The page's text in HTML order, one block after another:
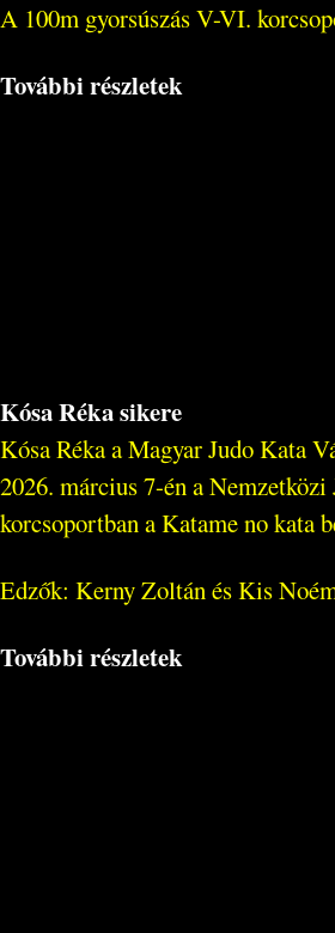
A 100m gyorsúszás V-VI.
További részletek
Kósa Réka sikere
Kósa Réka a Magyar Judo Kata
2026. március 7-én a
korcsoportban a Katame no kata
Edzők: Kerny Zoltán és Kis
További részletek